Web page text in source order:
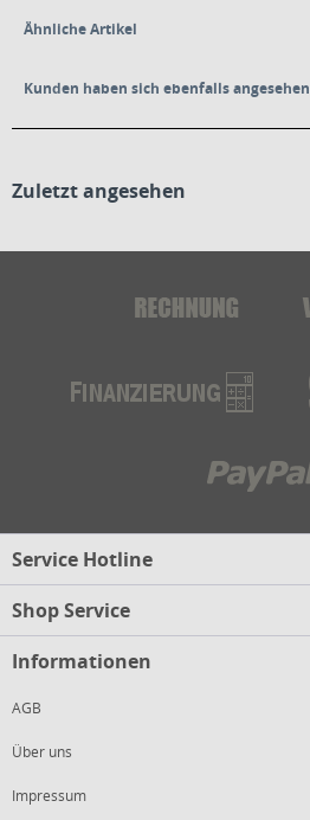
Ähnliche Artikel
Kunden haben sich ebenfalls angesehen
Zuletzt angesehen
Service Hotline
Shop Service
Informationen
AGB
Über uns
Impressum